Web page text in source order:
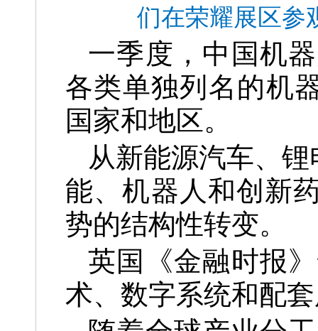
们在荣耀展区
一季度，中国机
各类单独列名的机
国家和地区。
从新能源汽车、
能、机器人和创新
势的结构性转变。
英国《金融时报
术、数字系统和配